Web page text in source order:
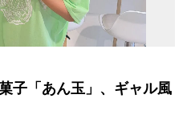
子「あん玉」、ギャル風